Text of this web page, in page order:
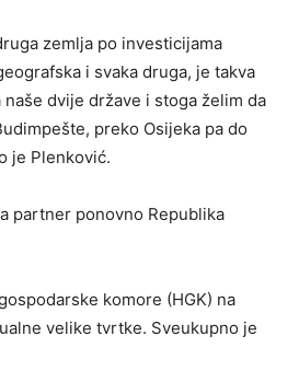
zemlja po investicijama
i svaka druga, je takva
dvije države i stoga želim da
preko Osijeka pa do
je Plenković.
partner ponovno Republika
komore (HGK) na
velike tvrtke. Sveukupno je